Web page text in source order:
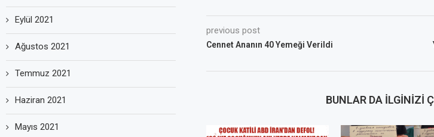
previous post
Cennet Ananın 40 Yemeği Verildi
BUNLAR DA İLGINIZI
Eylül 2021
Ağustos 2021
Temmuz 2021
Haziran 2021
Mayıs 2021